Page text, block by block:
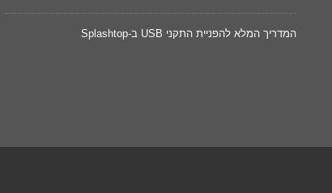
המדריך המלא להפניית התקני USB ב-Splashtop